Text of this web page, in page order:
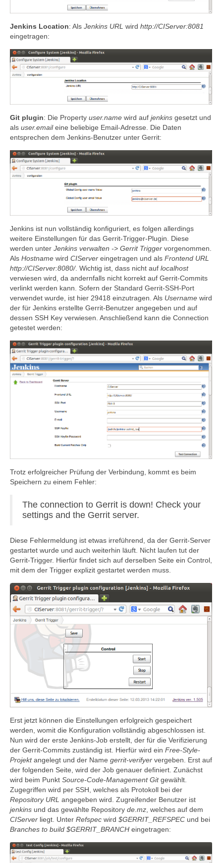
Jenkins Location: Als Jenkins URL wird http://CIServer:8081
eingetragen:
Git plugin: Die Property user.name wird auf jenkins gesetzt und
als user.emaileine beliebige Email-Adresse. Die Daten
entsprechen dem Jenkins-Benutzer unter Gerrit:
Jenkins ist nun vollständig konfiguriert, es folgen allerdings
weitere Einstellungen für das Gerrit-Trigger-Plugin. Diese
werden unter Jenkins verwalten -> Gerrit Trigger vorgenommen.
Als Hostname wird CIServer eingetragen und als Frontend URL
http://CIServer:8080/. Wichtig ist, dass nicht auf localhost
verwiesen wird, da andernfalls nicht korrekt auf Gerrit-Commits
verlinkt werden kann. Sofern der Standard Gerrit-SSH-Port
verwendet wurde, ist hier 29418 einzutragen. Als Username wird
der für Jenkins erstellte Gerrit-Benutzer angegeben und auf
dessen SSH Key verwiesen. Anschließend kann die Connection
getestet werden:
Trotz erfolgreicher Prüfung der Verbindung, kommt es beim
Speichern zu einem Fehler:
The connection to Gerrit is down! Check your
settings and the Gerrit server.
Diese Fehlermeldung ist etwas irreführend, da der Gerrit-Server
gestartet wurde und auch weiterhin läuft. Nicht laufen tut der
Gerrit-Trigger. Hierfür findet sich auf derselben Seite ein Control,
mit dem der Trigger explizit gestartet werden muss.
Erst jetzt können die Einstellungen erfolgreich gespeichert
werden, womit die Konfiguration vollständig abgeschlossen ist.
Nun wird der erste Jenkins-Job erstellt, der für die Verifizierung
der Gerrit-Commits zuständig ist. Hierfür wird ein Free-Style-
Projektangelegt und der Name gerrit-verifyer vergeben. Erst auf
der folgenden Seite, wird der Job genauer definiert. Zunächst
wird beim Punkt Source-Code-Management Gitgewählt.
Zugegriffen wird per SSH, welches als Protokoll bei der
Repository URL angegeben wird. Zugreifender Benutzer ist
jenkins und das gewählte Repository de.mz, welches auf dem
CIServer liegt. Unter Refspec wird $GERRIT_REFSPEC und bei
Branches to build $GERRIT_BRANCH eingetragen: